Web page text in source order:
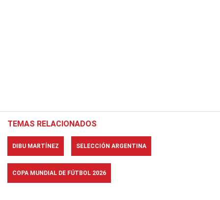
TEMAS RELACIONADOS
DIBU MARTÍNEZ SELECCIÓN ARGENTINA
COPA MUNDIAL DE FÚTBOL 2026